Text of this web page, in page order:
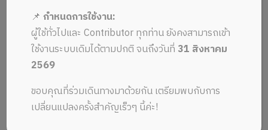
0 Sale
📌กำหนดการใช้งาน:
ผู้ใช้ทั่วไปและ Contributor ทุกท่าน ยังคงสามารถเข้า
ใช้งานระบบเดิมได้ตามปกติ จนถึงวันที่ 31 สิงหาคม
2569
ขอบคุณที่ร่วมเดินทางมาด้วยกัน เตรียมพบกับการ
เปลี่ยนแปลงครั้งสำคัญเร็วๆ นี้ค่ะ!